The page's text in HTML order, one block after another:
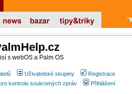
s webOS a Palm OS
Uživatelské skupiny
Registrace
kontrolu soukromých zpráv Přihlášení